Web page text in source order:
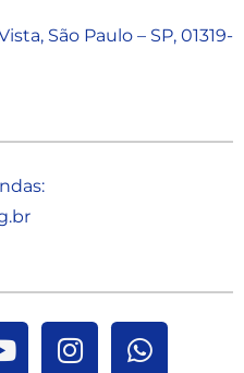
São Paulo – SP, 01319-
r